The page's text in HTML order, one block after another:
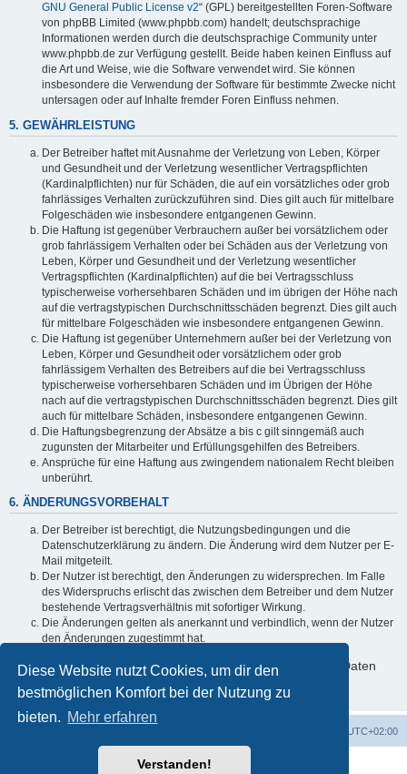
Diese Website nutzt Cookies, um dir den
bestmöglichen Komfort bei der Nutzung zu
bieten. Mehr erfahren
Verstanden!
GNU General Public License v2“ (GPL) bereitgestellten Foren-Software
von phpBB Limited (www.phpbb.com) handelt; deutschsprachige
Informationen werden durch die deutschsprachige Community unter
www.phpbb.de zur Verfügung gestellt. Beide haben keinen Einfluss auf
die Art und Weise, wie die Software verwendet wird. Sie können
insbesondere die Verwendung der Software für bestimmte Zwecke nicht
untersagen oder auf Inhalte fremder Foren Einfluss nehmen.
5. GEWÄHRLEISTUNG
Der Betreiber haftet mit Ausnahme der Verletzung von Leben, Körper
und Gesundheit und der Verletzung wesentlicher Vertragspflichten
(Kardinalpflichten) nur für Schäden, die auf ein vorsätzliches oder grob
fahrlässiges Verhalten zurückzuführen sind. Dies gilt auch für mittelbare
Folgeschäden wie insbesondere entgangenen Gewinn.
Die Haftung ist gegenüber Verbrauchern außer bei vorsätzlichem oder
grob fahrlässigem Verhalten oder bei Schäden aus der Verletzung von
Leben, Körper und Gesundheit und der Verletzung wesentlicher
Vertragspflichten (Kardinalpflichten) auf die bei Vertragsschluss
typischerweise vorhersehbaren Schäden und im übrigen der Höhe nach
auf die vertragstypischen Durchschnittsschäden begrenzt. Dies gilt auch
für mittelbare Folgeschäden wie insbesondere entgangenen Gewinn.
Die Haftung ist gegenüber Unternehmern außer bei der Verletzung von
Leben, Körper und Gesundheit oder vorsätzlichem oder grob
fahrlässigem Verhalten des Betreibers auf die bei Vertragsschluss
typischerweise vorhersehbaren Schäden und im Übrigen der Höhe
nach auf die vertragstypischen Durchschnittsschäden begrenzt. Dies gilt
auch für mittelbare Schäden, insbesondere entgangenen Gewinn.
Die Haftungsbegrenzung der Absätze a bis c gilt sinngemäß auch
zugunsten der Mitarbeiter und Erfüllungsgehilfen des Betreibers.
Ansprüche für eine Haftung aus zwingendem nationalem Recht bleiben
unberührt.
6. ÄNDERUNGSVORBEHALT
Der Betreiber ist berechtigt, die Nutzungsbedingungen und die
Datenschutzerklärung zu ändern. Die Änderung wird dem Nutzer per E-
Mail mitgeteilt.
Der Nutzer ist berechtigt, den Änderungen zu widersprechen. Im Falle
des Widerspruchs erlischt das zwischen dem Betreiber und dem Nutzer
bestehende Vertragsverhältnis mit sofortiger Wirkung.
Die Änderungen gelten als anerkannt und verbindlich, wenn der Nutzer
den Änderungen zugestimmt hat.
Informationen über den Umgang mit deinen persönlichen Daten
sind in der Datenschutzerklärung enthalten.
UTC+02:00
Powered byphpBB® Forum Software © phpBB Limited